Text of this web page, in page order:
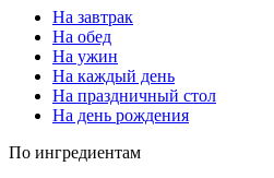
На завтрак
На обед
На ужин
На каждый день
На праздничный стол
На день рождения
По ингредиентам